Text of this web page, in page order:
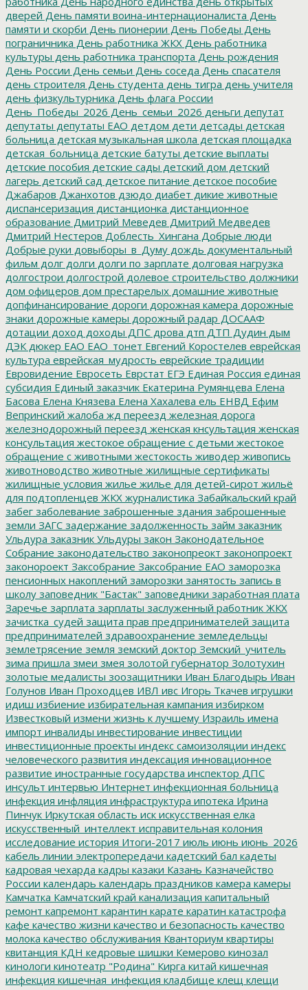
дверей День памяти воина-интернационалиста День
памяти и скорби День пионерии День Победы День
пограничника День работника ЖКХ День работника
культуры день работника транспорта День рождения
День России День семьи День соседа День спасателя
день строителя День студента день тигра день учителя
день физкультурника День флага России
День_Победы_2026 День_семьи_2026 деньги депутат
депутаты депутаты ЕАО детдом дети детсады детская
больница детская музыкальная школа детская площадка
детская_больница детские батуты детские выплаты
детские пособия детские сады детский дом детский
лагерь детский сад детское питание детское пособие
Джабаров Джанхотов дзюдо диабет дикие животные
диспансеризация дистанционка дистанционное
образование Дмитрий Меведев Дмитрий Медведев
Дмитрий Нестеров Доблесть_Хингана Добрые люди
Добрые руки довыборы_в_Думу дождь документальный
фильм долг долги долги по зарплате долговая нагрузка
долгострои долгострой долевое строительство должники
дом офицеров дом престарелых домашние животные
допфинансирование дороги дорожная камера дорожные
знаки дорожные камеры дорожный радар ДОСААФ
дотации доход доходы ДПС дрова дтп ДТП Дудин дым
ДЭКдюкер ЕАО ЕАО_тонет Евгений Коростелев еврейская
культура еврейская_мудрость еврейские традиции
Евровидение Евросеть Еврстат ЕГЭ Единая Россия единая
субсидия Единый заказчик Екатерина Румянцева Елена
Басова Елена Князева Елена Хахалева ель ЕНВД Ефим
Вепринский жалоба жд переезд железная дорога
железнодорожный переезд женская кнсультация женская
консультация жестокое обращение с детьми жестокое
обращение с животными жестокость живодер живопись
животноводство животные жилищные сертификаты
жилищные условия жилье жилье для детей-сирот жильё
для подтопленцев ЖКХ журналистика Забайкальский край
забег заболевание заброшенные здания заброшенные
земли ЗАГС задержание задолженность займ заказник
Ульдура заказник Ульдуры закон Законодательное
Собрание законодательство законопреокт законопроект
законороект Заксобрание Заксобрание ЕАО заморозка
пенсионных накоплений заморозки занятость запись в
школу заповедник "Бастак" заповедники заработная плата
Заречье зарплата зарплаты заслуженный работник ЖКХ
зачистка_судей защита прав предпринимателей защита
предпринимателей здравоохранение земледельцы
землетрясение земля земский доктор Земский_учитель
зима пришла змеи змея золотой губернатор Золотухин
золотые медалисты зоозащитники Иван Благодырь Иван
Голунов Иван Проходцев ИВЛ ивс Игорь Ткачев игрушки
идиш избиение избирательная кампания избирком
Известковый измени жизнь к лучшему Израиль имена
импорт инвалиды инвестирование инвестиции
инвестиционные проекты индекс самоизоляции индекс
человеческого развития индексация инновационное
развитие иностранные государства инспектор ДПС
инсульт интервью Интернет инфекционная больница
инфекция инфляция инфраструктура ипотека Ирина
Пинчук Иркутская область иск искусственная елка
искусственный_интеллект исправительная колония
исследование история Итоги-2017 июль июнь июнь_2026
кабель линии электропередачи кадетский бал кадеты
кадровая чехарда кадры казаки Казань Казначейство
России календарь календарь праздников камера камеры
Камчатка Камчатский край канализация капитальный
ремонт капремонт карантин карате каратин катастрофа
кафе качество жизни качество и безопасность качество
молока качество обслуживания Кванториум квартиры
квитанция КДН кедровые шишки Кемерово кинозал
кинологи кинотеатр "Родина" Кирга китай кишечная
инфекция кишечная_инфекция кладбище клещ клещи